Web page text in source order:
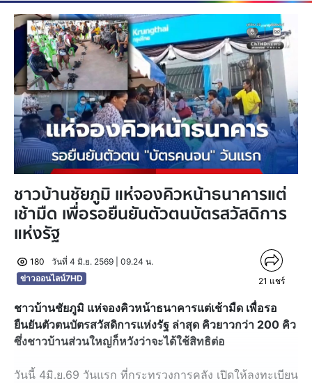
ชาวบ้านชัยภูมิ แห่จองคิวหน้าธนาคารแต่
เช้ามืด เพื่อรอยืนยันตัวตนบัตรสวัสดิการ
แห่งรัฐ
180
วันที่ 4 มิ.ย. 2569 | 09.24 น.
ข่าวออนไลน์7HD
21 แชร์
ชาวบ้านชัยภูมิ แห่จองคิวหน้าธนาคารแต่เช้ามืด เพื่อรอ
ยืนยันตัวตนบัตรสวัสดิการแห่งรัฐ ล่าสุด คิวยาวกว่า 200 คิว
ซึ่งชาวบ้านส่วนใหญ่ก็หวังว่าจะได้ใช้สิทธิต่อ
วันนี้ 4มิ.ย.69 วันแรก ที่กระทรวงการคลัง เปิดให้ลงทะเบียน